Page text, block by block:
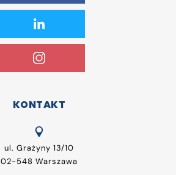
KONTAKT
ul. Grażyny 13/10
02-548 Warszawa